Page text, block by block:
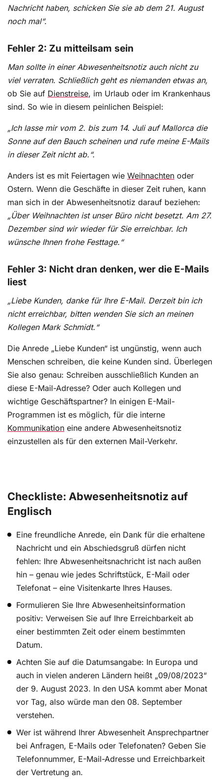
Nachricht haben, schicken Sie sie ab dem 21. August
noch mal“.
Fehler 2: Zu mitteilsam sein
Man sollte in einer Abwesenheitsnotiz auch nicht zu
viel verraten. Schließlich geht es niemanden etwas an,
ob Sie auf Dienstreise, im Urlaub oder im Krankenhaus
sind. So wie in diesem peinlichen Beispiel:
„Ich lasse mir vom 2. bis zum 14. Juli auf Mallorca die
Sonne auf den Bauch scheinen und rufe meine E-Mails
in dieser Zeit nicht ab.“.
Anders ist es mit Feiertagen wie Weihnachten oder
Ostern. Wenn die Geschäfte in dieser Zeit ruhen, kann
man sich in der Abwesenheitsnotiz darauf beziehen:
„Über Weihnachten ist unser Büro nicht besetzt. Am 27.
Dezember sind wir wieder für Sie erreichbar. Ich
wünsche Ihnen frohe Festtage.“
Fehler 3: Nicht dran denken, wer die E-Mails
liest
„Liebe Kunden, danke für Ihre E-Mail. Derzeit bin ich
nicht erreichbar, bitten wenden Sie sich an meinen
Kollegen Mark Schmidt.“
Die Anrede „Liebe Kunden“ ist ungünstig, wenn auch
Menschen schreiben, die keine Kunden sind. Überlegen
Sie also genau: Schreiben ausschließlich Kunden an
diese E-Mail-Adresse? Oder auch Kollegen und
wichtige Geschäftspartner? In einigen E-Mail-
Programmen ist es möglich, für die interne
Kommunikation eine andere Abwesenheitsnotiz
einzustellen als für den externen Mail-Verkehr.
Checkliste: Abwesenheitsnotiz auf
Englisch
Eine freundliche Anrede, ein Dank für die erhaltene
Nachricht und ein Abschiedsgruß dürfen nicht
fehlen: Ihre Abwesenheitsnachricht ist nach außen
hin – genau wie jedes Schriftstück, E-Mail oder
Telefonat – eine Visitenkarte Ihres Hauses.
Formulieren Sie Ihre Abwesenheitsinformation
positiv: Verweisen Sie auf Ihre Erreichbarkeit ab
einer bestimmten Zeit oder einem bestimmten
Datum.
Achten Sie auf die Datumsangabe: In Europa und
auch in vielen anderen Ländern heißt „09/08/2023“
der 9. August 2023. In den USA kommt aber Monat
vor Tag, also würde man den 08. September
verstehen.
Wer ist während Ihrer Abwesenheit Ansprechpartner
bei Anfragen, E-Mails oder Telefonaten? Geben Sie
Telefonnummer, E-Mail-Adresse und Erreichbarkeit
der Vertretung an.